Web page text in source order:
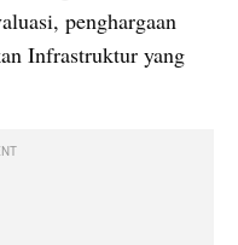
penghargaan
Infrastruktur yang